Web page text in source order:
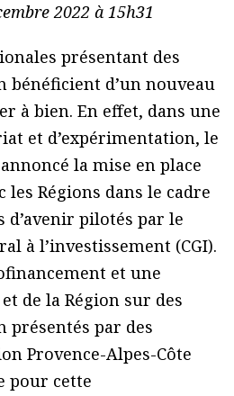
2022 à 15h31
présentant des
bénéficient d’un nouveau
à bien. En effet, dans une
et d’expérimentation, le
la mise en place
les Régions dans le cadre
d’avenir pilotés par le
à l’investissement (CGI).
et une
de la Région sur des
présentés par des
Provence-Alpes-Côte
pour cette